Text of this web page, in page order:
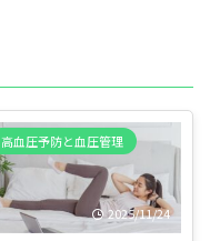
高血圧予防と血圧管理
2025/11/24